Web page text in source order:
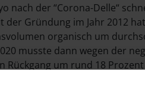
nach der “Corona-Delle“
Gründung im Jahr 2012
organisch um
musste dann wegen der
Rückgang um rund 18